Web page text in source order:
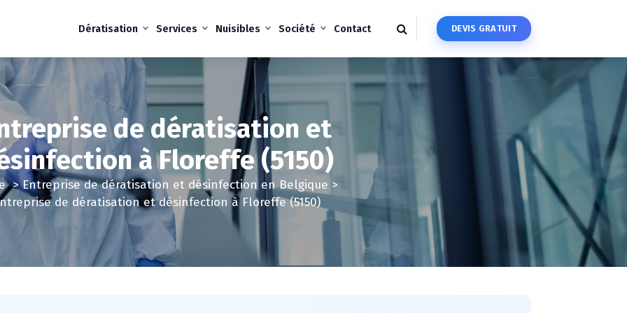
Dératisation Services Nuisibles Société Contact DEVIS GRATUIT
de dératisation et
à Floreffe (5150)
>Entreprise de dératisation et désinfection en Belgique >
de dératisation et désinfection à Floreffe (5150)